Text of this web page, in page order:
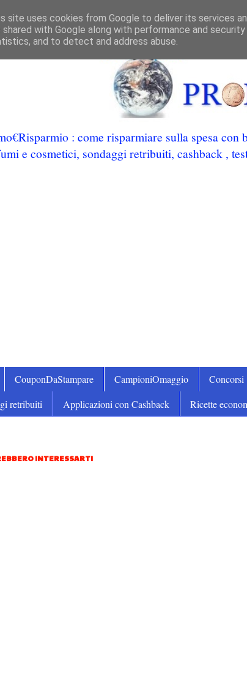
: come risparmiare sulla spesa
e cosmetici, sondaggi retribuiti, cashback ,
CouponDaStampare CampioniOmaggio Concorsi
retribuiti
Applicazioni con Cashback Ricette
INTERESSARTI
site uses cookies from Google to deliver its services
shared with Google along with performance and
and to detect and address abuse.